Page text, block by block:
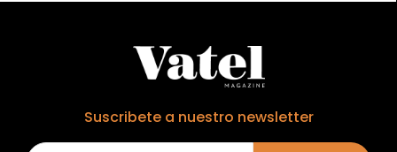
Suscribete a nuestro newsletter